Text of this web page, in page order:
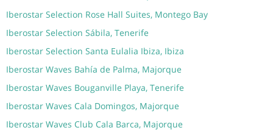
Iberostar Selection Rose Hall Suites, Montego Bay
Iberostar Selection Sábila, Tenerife
Iberostar Selection Santa Eulalia Ibiza, Ibiza
Iberostar Waves Bahía de Palma, Majorque
Iberostar Waves Bouganville Playa, Tenerife
Iberostar Waves Cala Domingos, Majorque
Iberostar Waves Club Cala Barca, Majorque